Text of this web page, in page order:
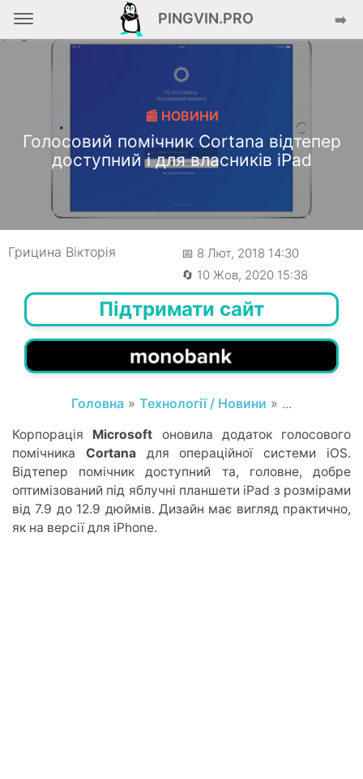
PINGVIN.PRO ➡️
📰 НОВИНИ
Голосовий помічник Cortana відтепер
доступний і для власників iPad
Грицина Вікторія
📅 8 Лют, 2018 14:30
🔄 10 Жов, 2020 15:38
Підтримати сайт
Головна » Технології / Новини » ...
Корпорація Microsoft оновила додаток голосового
помічника Cortanaдля операційної системи iOS.
Відтепер помічник доступний та, головне, добре
оптимізований під яблучні планшети iPad з розмірами
від 7.9 до 12.9 дюймів. Дизайн має вигляд практично,
як на версії для iPhone.